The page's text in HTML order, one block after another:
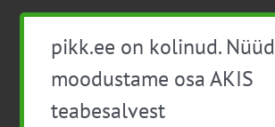
pikk.ee on kolinud.
moodustame osa AKIS
teabesalvest